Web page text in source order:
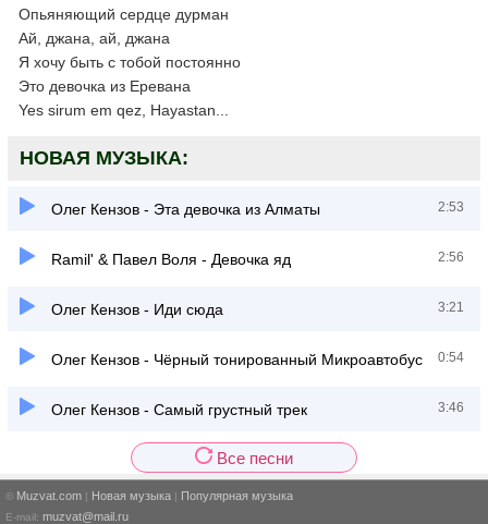
Опьяняющий сердце дурман
Ай, джана, ай, джана
Я хочу быть с тобой постоянно
Это девочка из Еревана
Yes sirum em qez, Hayastan...
НОВАЯ МУЗЫКА:
Олег Кензов - Эта девочка из Алматы 2:53
Ramil' & Павел Воля - Девочка яд 2:56
Олег Кензов - Иди сюда 3:21
Олег Кензов - Чёрный тонированный Микроавтобус 0:54
Олег Кензов - Самый грустный трек 3:46
Все песни
© Muzvat.com | Новая музыка | Популярная музыка
E-mail: muzvat@mail.ru